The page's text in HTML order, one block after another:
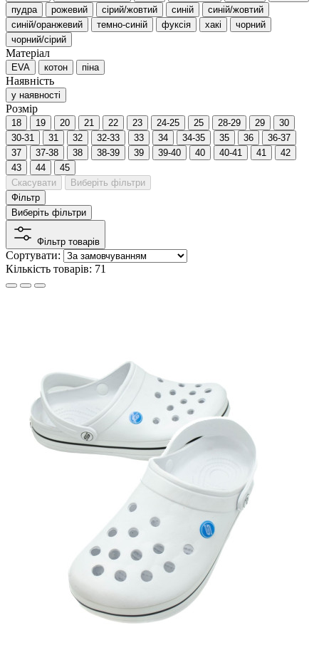
пудра рожевий сірий/жовтий синій
синій/жовтий
синій/оранжевий
темно-синій фуксія хакі
чорний
чорний/сірий
Матеріал
EVA котон піна
Наявність
у наявності
Розмір
18 19 20 21 22 23 24-25 25 28-29 29
30
30-31
31 32 32-33 33 34 34-35 35 36
36-37
37
37-38 38 38-39 39 39-40 40 40-41 41
42
43
44
45
Скасувати
Виберіть фільтри
Фільтр
Виберіть фільтри
Фільтр товарів
Сортувати:
Кількість товарів: 71